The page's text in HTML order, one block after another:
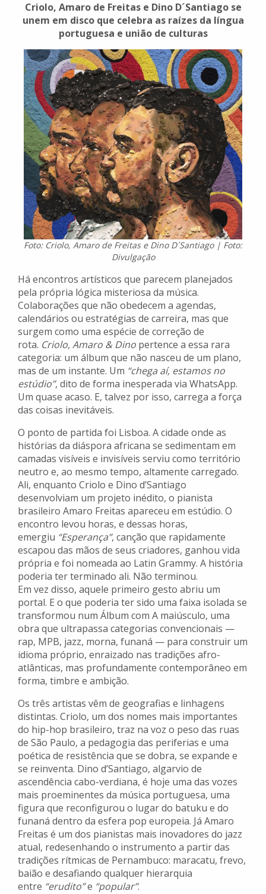
Criolo, Amaro de Freitas e Dino D´Santiago se
unem em disco que celebra as raízes da língua
portuguesa e união de culturas
Foto: Criolo, Amaro de Freitas e Dino D´Santiago | Foto:
Divulgação
Há encontros artísticos que parecem planejados
pela própria lógica misteriosa da música.
Colaborações que não obedecem a agendas,
calendários ou estratégias de carreira, mas que
surgem como uma espécie de correção de
rota. Criolo, Amaro & Dino pertence a essa rara
categoria: um álbum que não nasceu de um plano,
mas de um instante. Um “chega aí, estamos no
estúdio”, dito de forma inesperada via WhatsApp.
Um quase acaso. E, talvez por isso, carrega a força
das coisas inevitáveis.
O ponto de partida foi Lisboa. A cidade onde as
histórias da diáspora africana se sedimentam em
camadas visíveis e invisíveis serviu como território
neutro e, ao mesmo tempo, altamente carregado.
Ali, enquanto Criolo e Dino d’Santiago
desenvolviam um projeto inédito, o pianista
brasileiro Amaro Freitas apareceu em estúdio. O
encontro levou horas, e dessas horas,
emergiu “Esperança”, canção que rapidamente
escapou das mãos de seus criadores, ganhou vida
própria e foi nomeada ao Latin Grammy. A história
poderia ter terminado ali. Não terminou.
Em vez disso, aquele primeiro gesto abriu um
portal. E o que poderia ter sido uma faixa isolada se
transformou num Álbum com A maiúsculo, uma
obra que ultrapassa categorias convencionais —
rap, MPB, jazz, morna, funaná — para construir um
idioma próprio, enraizado nas tradições afro-
atlânticas, mas profundamente contemporâneo em
forma, timbre e ambição.
Os três artistas vêm de geografias e linhagens
distintas. Criolo, um dos nomes mais importantes
do hip-hop brasileiro, traz na voz o peso das ruas
de São Paulo, a pedagogia das periferias e uma
poética de resistência que se dobra, se expande e
se reinventa. Dino d’Santiago, algarvio de
ascendência cabo-verdiana, é hoje uma das vozes
mais proeminentes da música portuguesa, uma
figura que reconfigurou o lugar do batuku e do
funaná dentro da esfera pop europeia. Já Amaro
Freitas é um dos pianistas mais inovadores do jazz
atual, redesenhando o instrumento a partir das
tradições rítmicas de Pernambuco: maracatu, frevo,
baião e desafiando qualquer hierarquia
entre “erudito”e “popular”.